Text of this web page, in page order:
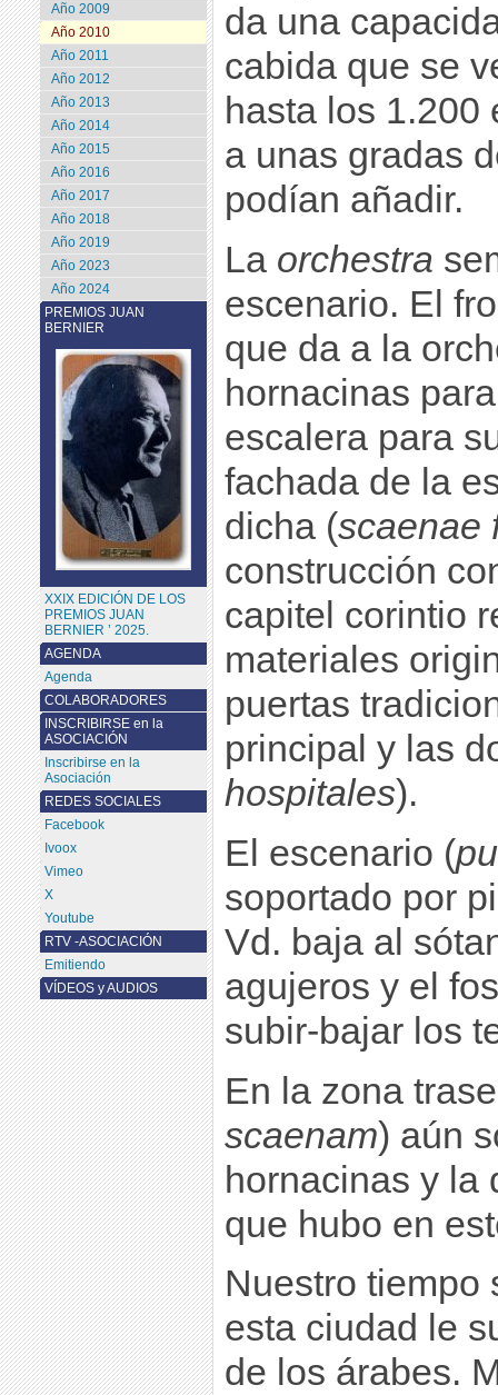
da una
cabida que se
hasta los 1.200
a unas gradas
podían añadir.
La orchestra
escenario. El
que da a la
hornacinas
escalera para
fachada de la
dicha (scaenae
construcción
capitel corintio
materiales
puertas
principal y las
hospitales).
El escenario (
soportado por
Vd. baja al
agujeros y el
subir-bajar los
En la zona
scaenam) aún
hornacinas y la
que hubo en
Nuestro tiempo
esta ciudad le
de los árabes.
AGENDA
Agenda
COLABORADORES
Año 2009
Año 2010
Año 2011
Año 2012
Año 2013
Año 2014
Año 2015
Año 2016
Año 2017
Año 2018
Año 2019
Año 2023
Año 2024
INSCRIBIRSE en la
ASOCIACIÓN
Inscribirse en la
Asociación
PREMIOS JUAN
BERNIER
XXIX EDICIÓN DE LOS
PREMIOS JUAN
BERNIER ’ 2025.
REDES SOCIALES
Facebook
Ivoox
Vimeo
X
Youtube
RTV -ASOCIACIÓN
Emitiendo
VÍDEOS y AUDIOS